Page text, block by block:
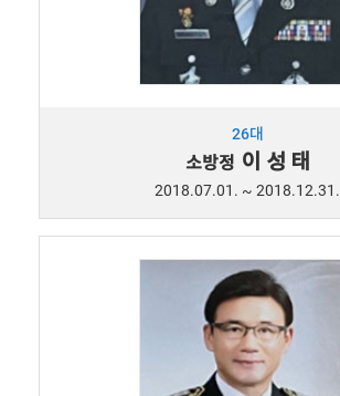
26대
소방정 이 성 태
2018.07.01. ~ 2018.12.31.